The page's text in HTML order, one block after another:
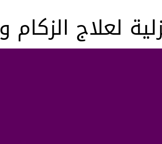
لعلاج الزكام